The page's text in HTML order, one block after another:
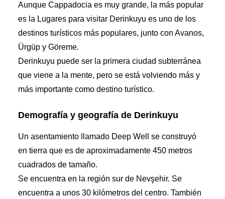
Aunque Cappadocia es muy grande, la más popular
es la Lugares para visitar Derinkuyu es uno de los
destinos turísticos más populares, junto con Avanos,
Ürgüp y Göreme.
Derinkuyu puede ser la primera ciudad subterránea
que viene a la mente, pero se está volviendo más y
más importante como destino turístico.
Demografía y geografía de Derinkuyu
Un asentamiento llamado Deep Well se construyó
en tierra que es de aproximadamente 450 metros
cuadrados de tamaño.
Se encuentra en la región sur de Nevşehir. Se
encuentra a unos 30 kilómetros del centro. También